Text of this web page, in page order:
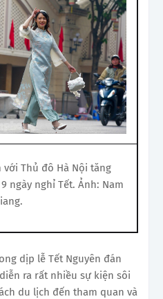
Thủ đô Hà Nội tăng
ngày nghỉ Tết. Ảnh: Nam
dịp lễ Tết Nguyên đán
ra rất nhiều sự kiện sôi
du lịch đến tham quan và